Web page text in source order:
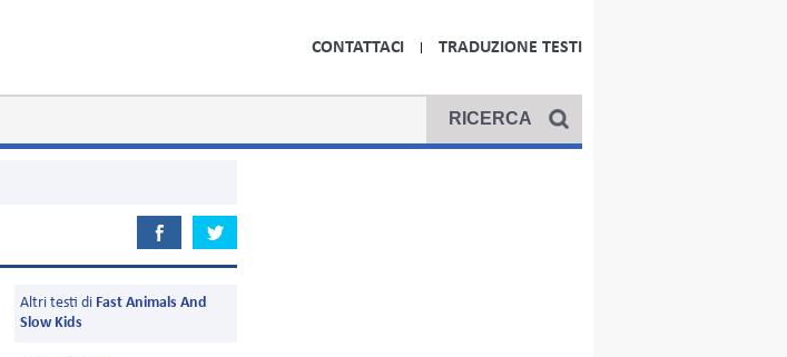
CONTATTACI TRADUZIONE TESTI
Altri testi di Fast Animals And
Slow Kids